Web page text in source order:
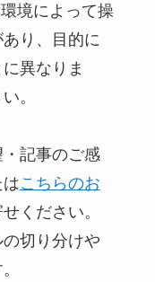
境によって操
り、目的に
異なりま
。
記事のご感
こちらのお
ください。
切り分けや